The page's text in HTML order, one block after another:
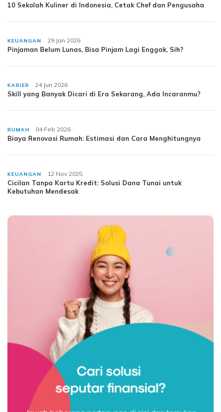
10 Sekolah Kuliner di Indonesia, Cetak Chef dan Pengusaha
KEUANGAN 29 Jan 2026
Pinjaman Belum Lunas, Bisa Pinjam Lagi Enggak, Sih?
KARIER 24 Jun 2026
Skill yang Banyak Dicari di Era Sekarang, Ada Incaranmu?
RUMAH 04 Feb 2026
Biaya Renovasi Rumah: Estimasi dan Cara Menghitungnya
KEUANGAN 12 Nov 2025
Cicilan Tanpa Kartu Kredit: Solusi Dana Tunai untuk
Kebutuhan Mendesak